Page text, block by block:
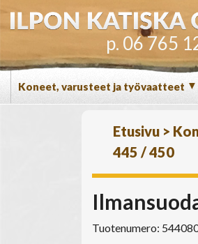
p. 06 765
Koneet, varusteet ja työvaatteet ▼
Etusivu >
445 / 450
Tuotenumero: